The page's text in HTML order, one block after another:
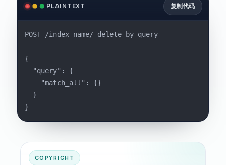
PLAINTEXT 复制代码
POST /index_name/_delete_by_query
{
  "query": {
    "match_all": {}
  }
}
COPYRIGHT